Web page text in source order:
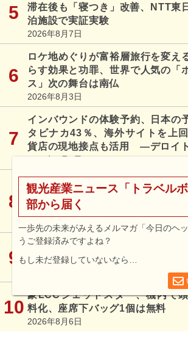
滞在後も「寝つき」改善、NTT東
泊施設で実証実験
2026年8月7日
ロケ地めぐりが富裕層旅行を変え
らす効果と功罪、世界で人気の「
ス」次の舞台は南仏
2026年8月3日
インバウンドの体験予約、日本の
タビナカ43％、海外サイトを上
貨店の現地接点も活用 ―デロイ
2026年8月7日
宿泊主体型ホテルの勝ち筋とは
統一で高度分析、海外では「日本
こと自体がブランドに
2026年8月3日
国土交通省、「交通空白」解消へ
全国の市区町村を対象に、取り組
豪LCCジェットスター、機内で
料化、座席下バッグ1個は無料
2026年8月6日
観光産業ニュース「トラベル
部から届く
一歩先の未来がみえるメルマガ「今日のヘ
うご登録済みですよね？
もし未だ登録していないなら…